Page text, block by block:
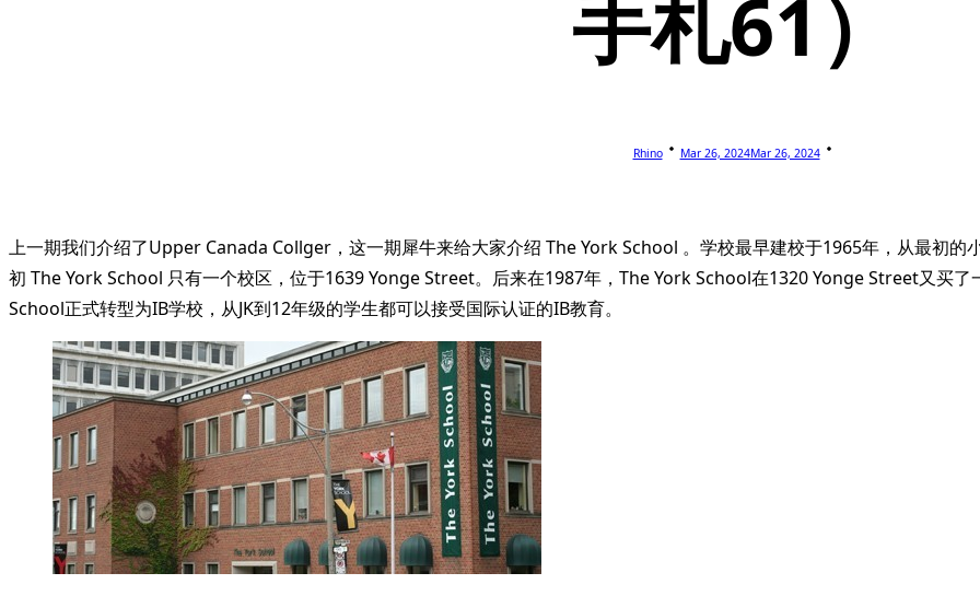
手札61）
Rhino Mar 26, 2024Mar 26, 2024
上一期我们介绍了Upper Canada Collger，这一期犀牛来给大家介绍 The York School 。学校最早建校于1965年，从最初的
初 The York School 只有一个校区，位于1639 Yonge Street。后来在1987年，The York School在1320 Yonge Street又买
School正式转型为IB学校，从JK到12年级的学生都可以接受国际认证的IB教育。